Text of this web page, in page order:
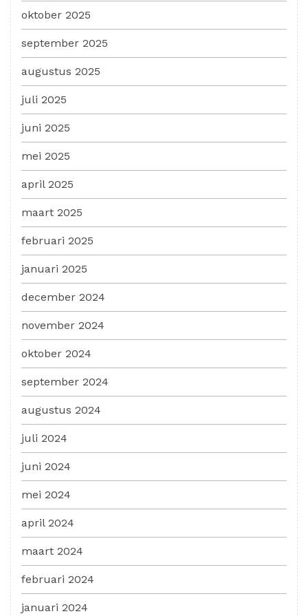
oktober 2025
september 2025
augustus 2025
juli 2025
juni 2025
mei 2025
april 2025
maart 2025
februari 2025
januari 2025
december 2024
november 2024
oktober 2024
september 2024
augustus 2024
juli 2024
juni 2024
mei 2024
april 2024
maart 2024
februari 2024
januari 2024